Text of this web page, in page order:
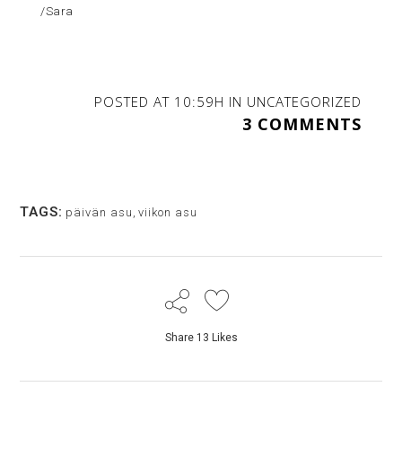
/Sara
POSTED AT 10:59H IN UNCATEGORIZED
3 COMMENTS
TAGS: päivän asu ,viikon asu
Share 13 Likes